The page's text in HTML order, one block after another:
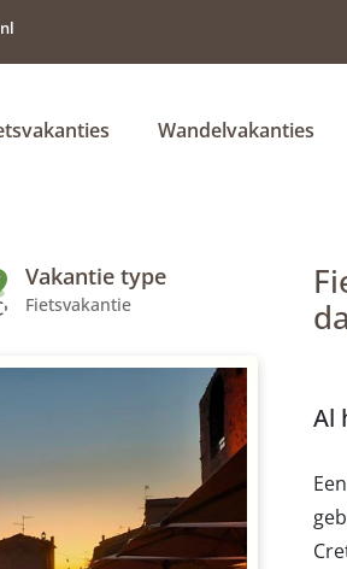
Wandelvakanties
Vakantie type
Fietsvakantie
Al